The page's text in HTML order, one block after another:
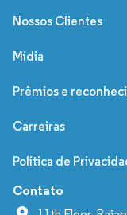
Nossos Clientes
Mídia
Prêmios e
Carreiras
Política de
Contato